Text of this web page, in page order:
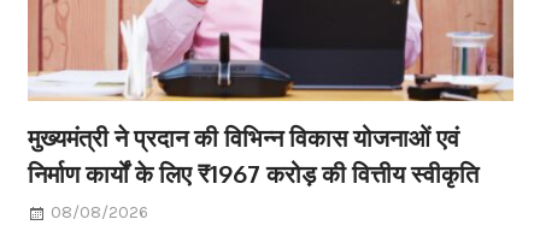
मुख्यमंत्री ने प्रदान की विभिन्न विकास योजनाओं एवं
निर्माण कार्यों के लिए ₹1967 करोड़ की वित्तीय स्वीकृति
08/08/2026